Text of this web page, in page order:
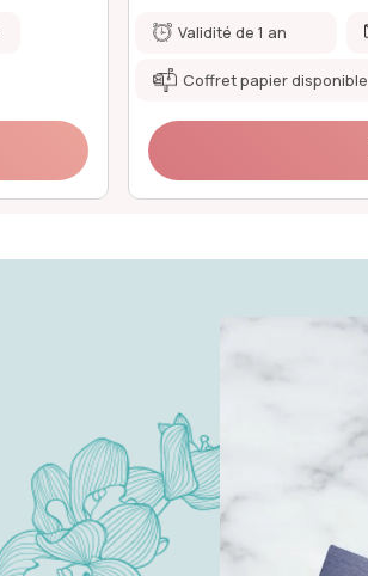
Validité de 1 an
Coffret papier disponible